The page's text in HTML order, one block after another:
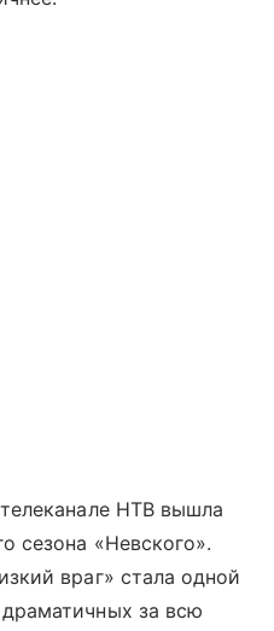
НТВ вышла
сезона «Невского».
враг» стала одной
за всю